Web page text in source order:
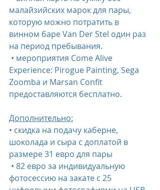
малайзийских марок для пары,
которую можно потратить в
винном баре Van Der Stel один раз
на период пребывания.
Experience: Pirogue Painting, Sega
Zoomba и Marsan Confit
предоставляются бесплатно.
Дополнительно:
• скидка на подачу каберне,
шоколада и сыра с доплатой в
размере 31 евро для пары
фотосессию на закате с 25